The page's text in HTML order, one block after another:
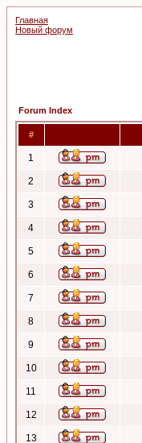
Главная
Новый форум
Forum Index
#
1
2
3
4
5
6
7
8
9
10
11
12
13